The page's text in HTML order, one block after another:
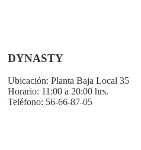
DYNASTY
Ubicación: Planta Baja Local 35
Horario: 11:00 a 20:00 hrs.
Teléfono: 56-66-87-05